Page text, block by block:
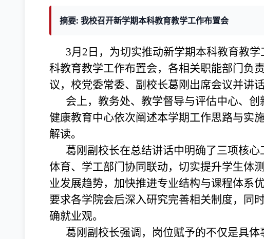
摘要: 我校召开新学期本科教育教学工作布置会
3月2日，为切实推动新学期本科教育教
科教育教学工作布置会，各相关职能部门负
议，校党委常委、副校长葛刚出席会议并讲话
会上，教务处、教学督导与评估中心、
健康教育中心依次阐述本学期工作思路与实
解读。
葛刚副校长在总结讲话中明确了三项核
体育、学工部门协同联动，切实提升学生体
业发展趋势，加快推进专业结构与课程体系
要求各学院会后深入研究完善相关制度，同
确就业观。
葛刚副校长强调，岗位赋予的不仅是具